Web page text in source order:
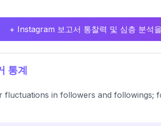
+ Instagram 보고서 통찰력 및 심층 분석
통계
fluctuations in followers and